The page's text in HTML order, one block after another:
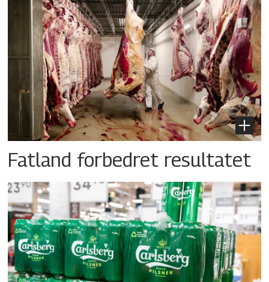
Fatland forbedret resultatet